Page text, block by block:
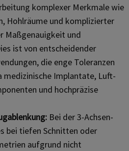
komplexer Merkmale wie
Hohlräume und komplizierter
Maßgenauigkeit und
ist von entscheidender
die enge Toleranzen
medizinische Implantate, Luft-
und hochpräzise
Bei der 3-Achsen-
bei tiefen Schnitten oder
aufgrund nicht